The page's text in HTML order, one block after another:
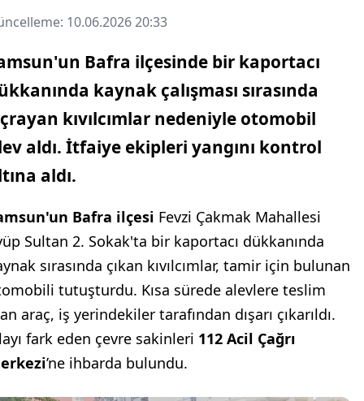
10.06.2026 20:33
Bafra ilçesinde bir kaportacı
kaynak çalışması sırasında
kıvılcımlar nedeniyle otomobil
aldı. İtfaiye ekipleri yangını kontrol
aldı.
Bafra ilçesi Fevzi Çakmak Mahallesi
Sultan 2. Sokak'ta bir kaportacı dükkanında
sırasında çıkan kıvılcımlar, tamir için bulunan
tutuşturdu. Kısa sürede alevlere teslim
araç, iş yerindekiler tarafından dışarı çıkarıldı.
fark eden çevre sakinleri 112 Acil Çağrı
’ne ihbarda bulundu.